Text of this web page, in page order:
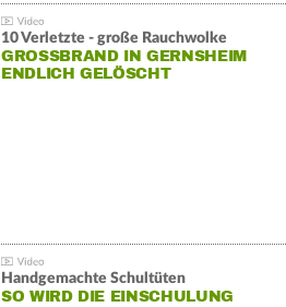
10 Verletzte - große Rauchwolke
GROSSBRAND IN GERNSHEIM E
NDLICH GELÖSCHT
Handgemachte Schultüten
SO WIRD DIE EINSCHULUNG